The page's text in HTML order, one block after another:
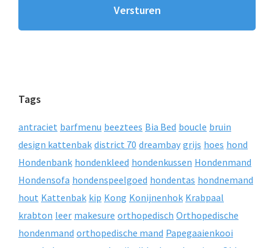
Tags
antraciet barfmenu beeztees Bia Bed boucle bruin
design kattenbak district 70 dreambay grijs hoes hond
Hondenbank hondenkleed hondenkussen Hondenmand
Hondensofa hondenspeelgoed hondentas hondnemand
hout Kattenbak kip Kong Konijnenhok Krabpaal
krabton leer makesure orthopedisch Orthopedische
hondenmand orthopedische mand Papegaaienkooi